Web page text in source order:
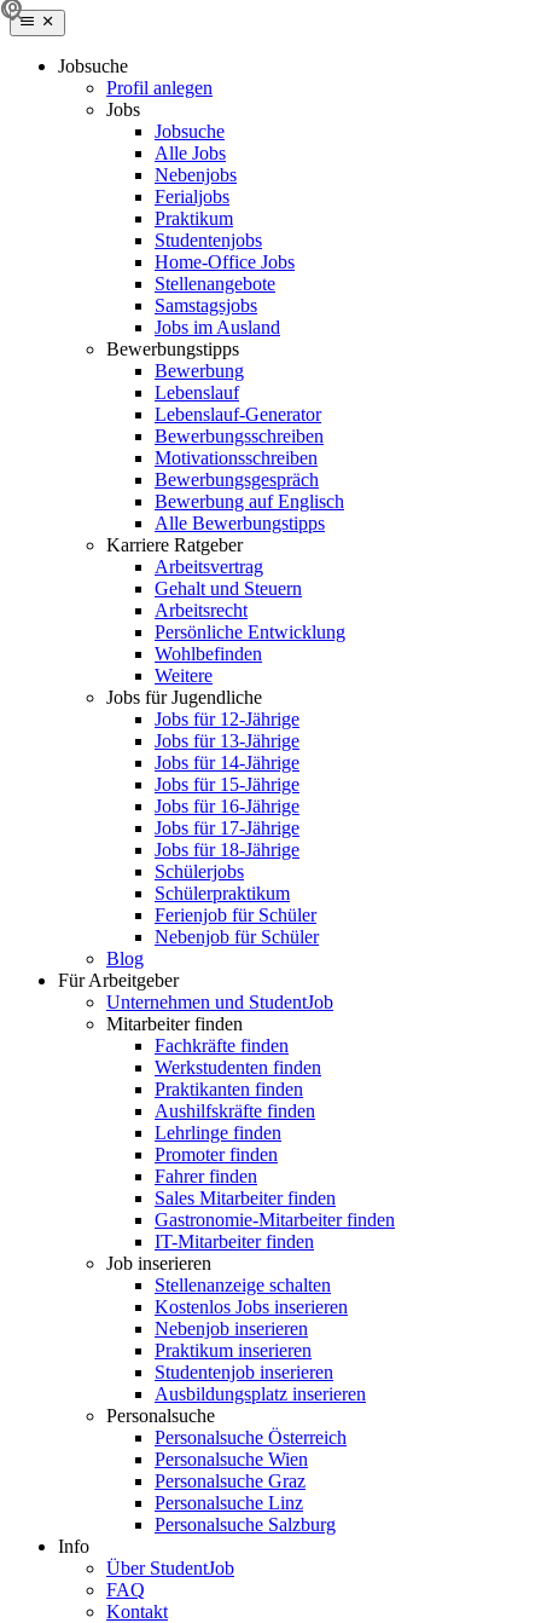
Jobsuche
Profil anlegen
Jobs
Jobsuche
Alle Jobs
Nebenjobs
Ferialjobs
Praktikum
Studentenjobs
Home-Office Jobs
Stellenangebote
Samstagsjobs
Jobs im Ausland
Bewerbungstipps
Bewerbung
Lebenslauf
Lebenslauf-Generator
Bewerbungsschreiben
Motivationsschreiben
Bewerbungsgespräch
Bewerbung auf Englisch
Alle Bewerbungstipps
Karriere Ratgeber
Arbeitsvertrag
Gehalt und Steuern
Arbeitsrecht
Persönliche Entwicklung
Wohlbefinden
Weitere
Jobs für Jugendliche
Jobs für 12-Jährige
Jobs für 13-Jährige
Jobs für 14-Jährige
Jobs für 15-Jährige
Jobs für 16-Jährige
Jobs für 17-Jährige
Jobs für 18-Jährige
Schülerjobs
Schülerpraktikum
Ferienjob für Schüler
Nebenjob für Schüler
Blog
Für Arbeitgeber
Unternehmen und StudentJob
Mitarbeiter finden
Fachkräfte finden
Werkstudenten finden
Praktikanten finden
Aushilfskräfte finden
Lehrlinge finden
Promoter finden
Fahrer finden
Sales Mitarbeiter finden
Gastronomie-Mitarbeiter finden
IT-Mitarbeiter finden
Job inserieren
Stellenanzeige schalten
Kostenlos Jobs inserieren
Nebenjob inserieren
Praktikum inserieren
Studentenjob inserieren
Ausbildungsplatz inserieren
Personalsuche
Personalsuche Österreich
Personalsuche Wien
Personalsuche Graz
Personalsuche Linz
Personalsuche Salzburg
Info
Über StudentJob
FAQ
Kontakt